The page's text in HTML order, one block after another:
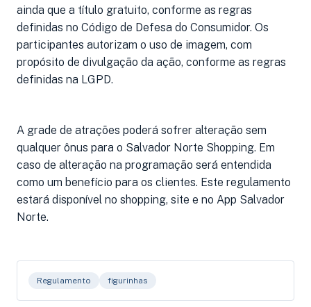
ainda que a título gratuito, conforme as regras
definidas no Código de Defesa do Consumidor. Os
participantes autorizam o uso de imagem, com
propósito de divulgação da ação, conforme as regras
definidas na LGPD.
A grade de atrações poderá sofrer alteração sem
qualquer ônus para o Salvador Norte Shopping. Em
caso de alteração na programação será entendida
como um benefício para os clientes. Este regulamento
estará disponível no shopping, site e no App Salvador
Norte.
Regulamento figurinhas